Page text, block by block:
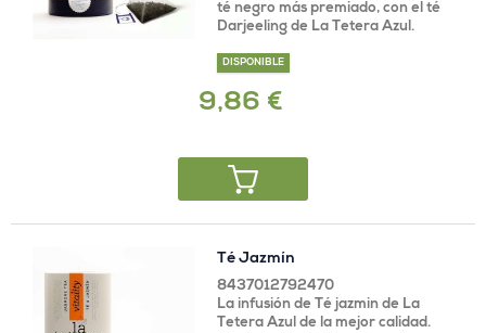
té negro más premiado, con el té
Darjeeling de La Tetera Azul.
DISPONIBLE
9,86 €
Té Jazmín
8437012792470
La infusión de Té jazmin de La
Tetera Azul de la mejor calidad.